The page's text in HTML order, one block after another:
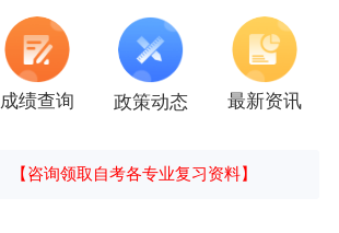
成绩查询 政策动态 最新资讯
2025年4月湖南自考课程安排及教材目录已
【咨询领取自考各专业复习资料】